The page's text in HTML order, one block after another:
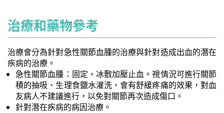
治療和藥物參考
治療會分為針對急性關節血腫的治療與針對造成出血的潛在
疾病的治療。
急性關節血腫：固定，冰敷加壓止血。視情況可進行關節
積的抽吸、生理食鹽水灌洗，會有舒緩疼痛的效果，對血
友病人不建議進行，以免對關節再次造成傷口。
針對潛在疾病的病因治療。